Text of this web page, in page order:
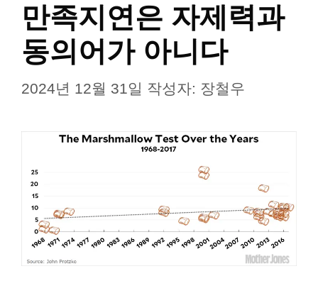
만족지연은 자제력과
동의어가 아니다
2024년 12월 31일 작성자: 장철우